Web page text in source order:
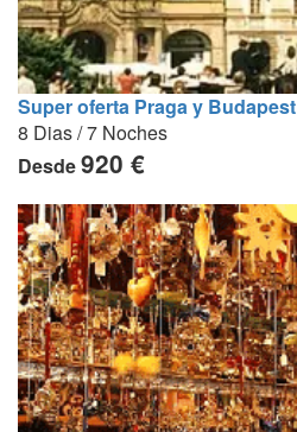
Super oferta Praga y Budapest
8 Dias / 7 Noches
Desde920 €